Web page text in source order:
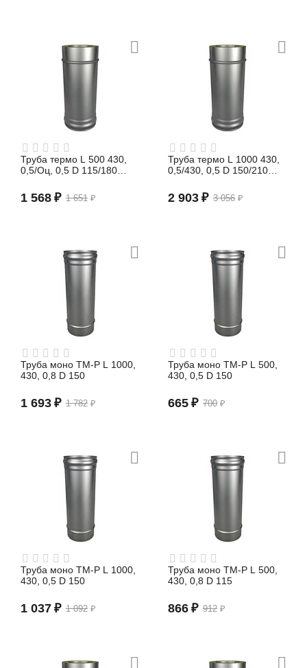
Труба термо L 500 430,
0,5/Оц, 0,5 D 115/180
1 651 ₽
1 568 ₽
Труба термо L 1000 430,
0,5/430, 0,5 D 150/210
3 056 ₽
2 903 ₽
Труба моно TM-P L 1000,
430, 0,8 D 150
1 782 ₽
1 693 ₽
Труба моно TM-P L 500,
430, 0,5 D 150
700 ₽
665 ₽
Труба моно TM-P L 1000,
430, 0,5 D 150
1 092 ₽
1 037 ₽
Труба моно TM-P L 500,
430, 0,8 D 115
912 ₽
866 ₽